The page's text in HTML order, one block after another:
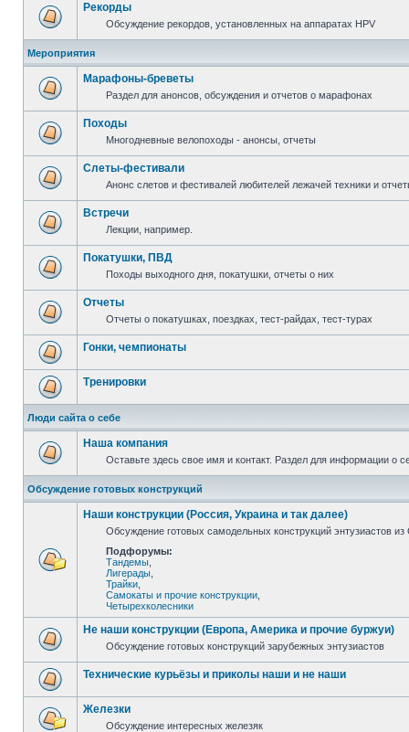
Рекорды
Обсуждение рекордов, установленных на аппаратах HPV
Мероприятия
Марафоны-бреветы
Раздел для анонсов, обсуждения и отчетов о марафонах
Походы
Многодневные велопоходы - анонсы, отчеты
Слеты-фестивали
Анонс слетов и фестивалей любителей лежачей техники и
Встречи
Лекции, например.
Покатушки, ПВД
Походы выходного дня, покатушки, отчеты о них
Отчеты
Отчеты о покатушках, поездках, тест-райдах, тест-турах
Гонки, чемпионаты
Тренировки
Люди сайта о себе
Наша компания
Оставьте здесь свое имя и контакт. Раздел для информации о
Обсуждение готовых конструкций
Наши конструкции (Россия, Украина и так далее)
Обсуждение готовых самодельных конструкций энтузиастов
Подфорумы:
Тандемы
Лигерады
Трайки
Самокаты и прочие конструкции
Четырехколесники
Не наши конструкции (Европа, Америка и прочие буржуи)
Обсуждение готовых конструкций зарубежных энтузиастов
Технические курьёзы и приколы наши и не наши
Железки
Обсуждение интересных железяк